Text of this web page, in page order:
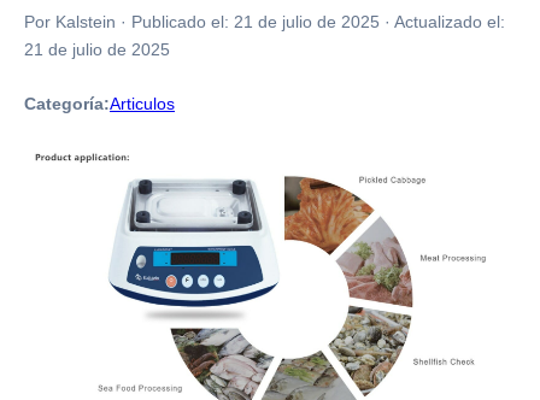
Por Kalstein · Publicado el: 21 de julio de 2025 · Actualizado el:
21 de julio de 2025
Categoría:Articulos